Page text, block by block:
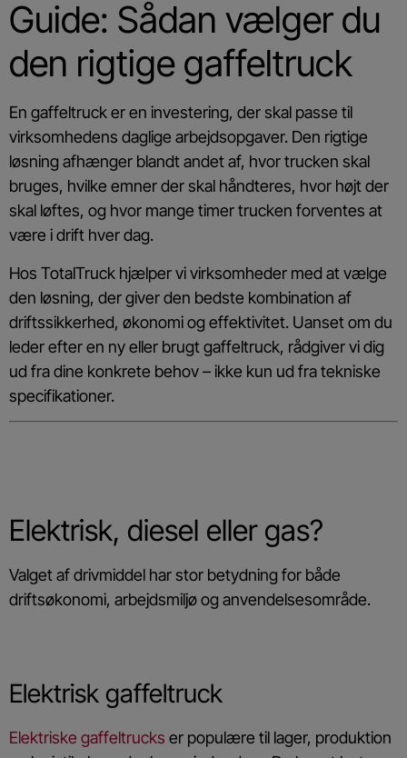
Guide: Sådan vælger du
den rigtige gaffeltruck
En gaffeltruck er en investering, der skal passe til
virksomhedens daglige arbejdsopgaver. Den rigtige
løsning afhænger blandt andet af, hvor trucken skal
bruges, hvilke emner der skal håndteres, hvor højt der
skal løftes, og hvor mange timer trucken forventes at
være i drift hver dag.
Hos TotalTruck hjælper vi virksomheder med at vælge
den løsning, der giver den bedste kombination af
driftssikkerhed, økonomi og effektivitet. Uanset om du
leder efter en ny eller brugt gaffeltruck, rådgiver vi dig
ud fra dine konkrete behov – ikke kun ud fra tekniske
specifikationer.
Elektrisk, diesel eller gas?
Valget af drivmiddel har stor betydning for både
driftsøkonomi, arbejdsmiljø og anvendelsesområde.
Elektrisk gaffeltruck
Elektriske gaffeltrucks er populære til lager, produktion